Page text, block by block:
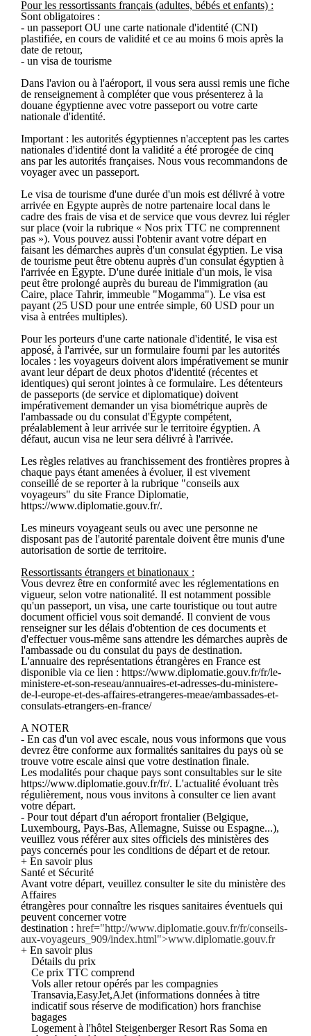
Pour les ressortissants français (adultes, bébés et enfants) :
Sont obligatoires :
- un passeport OU une carte nationale d'identité (CNI)
plastifiée, en cours de validité et ce au moins 6 mois après la
date de retour,
- un visa de tourisme
Dans l'avion ou à l'aéroport, il vous sera aussi remis une fiche
de renseignement à compléter que vous présenterez à la
douane égyptienne avec votre passeport ou votre carte
nationale d'identité.
Important : les autorités égyptiennes n'acceptent pas les cartes
nationales d'identité dont la validité a été prorogée de cinq
ans par les autorités françaises. Nous vous recommandons de
voyager avec un passeport.
Le visa de tourisme d'une durée d'un mois est délivré à votre
arrivée en Egypte auprès de notre partenaire local dans le
cadre des frais de visa et de service que vous devrez lui régler
sur place (voir la rubrique « Nos prix TTC ne comprennent
pas »). Vous pouvez aussi l'obtenir avant votre départ en
faisant les démarches auprès d'un consulat égyptien. Le visa
de tourisme peut être obtenu auprès d'un consulat égyptien à
l'arrivée en Egypte. D'une durée initiale d'un mois, le visa
peut être prolongé auprès du bureau de l'immigration (au
Caire, place Tahrir, immeuble "Mogamma"). Le visa est
payant (25 USD pour une entrée simple, 60 USD pour un
visa à entrées multiples).
Pour les porteurs d'une carte nationale d'identité, le visa est
apposé, à l'arrivée, sur un formulaire fourni par les autorités
locales : les voyageurs doivent alors impérativement se munir
avant leur départ de deux photos d'identité (récentes et
identiques) qui seront jointes à ce formulaire. Les détenteurs
de passeports (de service et diplomatique) doivent
impérativement demander un visa biométrique auprès de
l'ambassade ou du consulat d'Égypte compétent,
préalablement à leur arrivée sur le territoire égyptien. A
défaut, aucun visa ne leur sera délivré à l'arrivée.
Les règles relatives au franchissement des frontières propres à
chaque pays étant amenées à évoluer, il est vivement
conseillé de se reporter à la rubrique "conseils aux
voyageurs" du site France Diplomatie,
https://www.diplomatie.gouv.fr/.
Les mineurs voyageant seuls ou avec une personne ne
disposant pas de l'autorité parentale doivent être munis d'une
autorisation de sortie de territoire.
Ressortissants étrangers et binationaux :
Vous devrez être en conformité avec les réglementations en
vigueur, selon votre nationalité. Il est notamment possible
qu'un passeport, un visa, une carte touristique ou tout autre
document officiel vous soit demandé. Il convient de vous
renseigner sur les délais d'obtention de ces documents et
d'effectuer vous-même sans attendre les démarches auprès de
l'ambassade ou du consulat du pays de destination.
L'annuaire des représentations étrangères en France est
disponible via ce lien : https://www.diplomatie.gouv.fr/fr/le-
ministere-et-son-reseau/annuaires-et-adresses-du-ministere-
de-l-europe-et-des-affaires-etrangeres-meae/ambassades-et-
consulats-etrangers-en-france/
A NOTER
- En cas d'un vol avec escale, nous vous informons que vous
devrez être conforme aux formalités sanitaires du pays où se
trouve votre escale ainsi que votre destination finale.
Les modalités pour chaque pays sont consultables sur le site
https://www.diplomatie.gouv.fr/fr/. L'actualité évoluant très
régulièrement, nous vous invitons à consulter ce lien avant
votre départ.
- Pour tout départ d'un aéroport frontalier (Belgique,
Luxembourg, Pays-Bas, Allemagne, Suisse ou Espagne...),
veuillez vous référer aux sites officiels des ministères des
pays concernés pour les conditions de départ et de retour.
+ En savoir plus
Santé et Sécurité
Avant votre départ, veuillez consulter le site du ministère des
Affaires
étrangères pour connaître les risques sanitaires éventuels qui
peuvent concerner votre
destination : href="http://www.diplomatie.gouv.fr/fr/conseils-
aux-voyageurs_909/index.html">www.diplomatie.gouv.fr
+ En savoir plus
Détails du prix
Ce prix TTC comprend
Vols aller retour opérés par les compagnies
Transavia,EasyJet,AJet (informations données à titre
indicatif sous réserve de modification) hors franchise
bagages
Logement à l'hôtel Steigenberger Resort Ras Soma en